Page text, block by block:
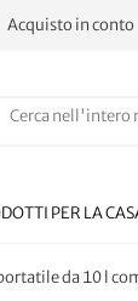
Acquisto in conto
PER LA
da 10 l